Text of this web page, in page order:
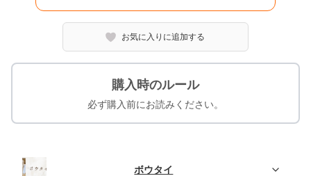
お気に入りに追加する
購入時のルール
必ず購入前にお読みください。
ボウタイ